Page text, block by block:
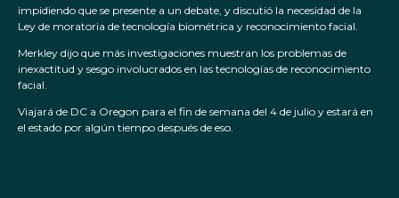
impidiendo que se presente a un debate, y discutió la necesidad de la
Ley de moratoria de tecnología biométrica y reconocimiento facial.
Merkley dijo que más investigaciones muestran los problemas de
inexactitud y sesgo involucrados en las tecnologías de reconocimiento
facial.
Viajará de DC a Oregon para el fin de semana del 4 de julio y estará en
el estado por algún tiempo después de eso.